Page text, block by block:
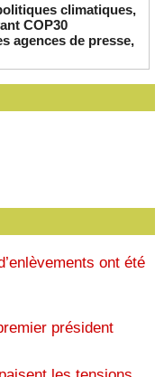
climatiques,
COP30
agences de presse,
ont été
président